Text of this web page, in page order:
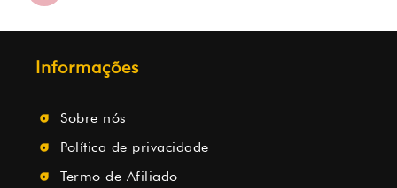
Informações
Sobre nós
Política de privacidade
Termo de Afiliado